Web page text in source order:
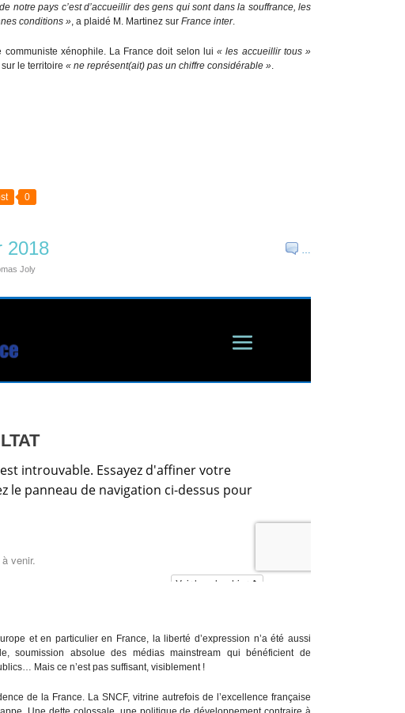
notre pays c’est d’accueillir des gens qui sont dans la souffrance, les
conditions », a plaidé M. Martinez sur France inter.
communiste xénophile. La France doit selon lui« les accueillir tous »
le territoire « ne représent(ait) pas un chiffre considérable ».
0
…
2018
Joly
et en particulier en France, la liberté d’expression n’a été aussi
soumission absolue des médias mainstream qui bénéficient de
Mais ce n’est pas suffisant, visiblement !
de la France. La SNCF, vitrine autrefois de l’excellence française